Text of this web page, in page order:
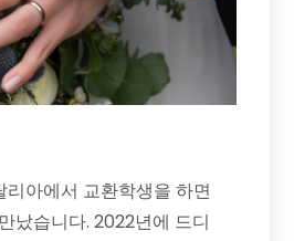
아에서 교환학생을 하면
났습니다. 2022년에 드디